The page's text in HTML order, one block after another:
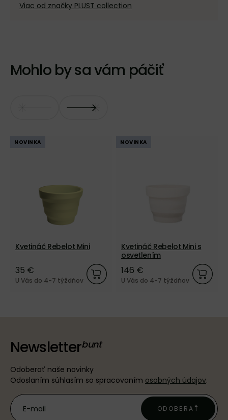
Viac od značky PLUST collection
Mohlo by sa vám páčiť
NOVINKA
Kvetináč Rebelot Mini
35 €
U Vás do 4-7 týždňov
NOVINKA
Kvetináč Rebelot Mini s
osvetlením
146 €
U Vás do 4-7 týždňov
Newsletter
Odoberať naše novinky
Odoslaním súhlasím so spracovaním osobných údajov.
ODOBERAŤ